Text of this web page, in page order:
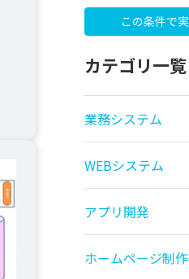
カテゴリ一覧
業務システム
WEBシステム
アプリ開発
ホームページ制作